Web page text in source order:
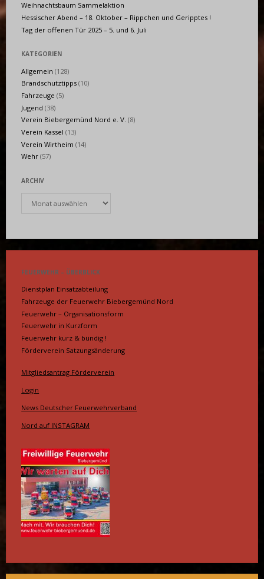
Weihnachtsbaum Sammelaktion
Hessischer Abend – 18. Oktober – Rippchen und Geripptes !
Tag der offenen Tür 2025 – 5. und 6. Juli
KATEGORIEN
Allgemein (128)
Brandschutztipps (10)
Fahrzeuge (5)
Jugend (38)
Verein Biebergemünd Nord e. V. (8)
Verein Kassel (13)
Verein Wirtheim (14)
Wehr (57)
ARCHIV
FEUERWEHR – ÜBERBLICK
Dienstplan Einsatzabteilung
Fahrzeuge der Feuerwehr Biebergemünd Nord
Feuerwehr – Organisationsform
Feuerwehr in Kurzform
Feuerwehr kurz & bündig !
Förderverein Satzungsänderung
Mitgliedsantrag Förderverein
Login
News Deutscher Feuerwehrverband
Nord auf INSTAGRAM